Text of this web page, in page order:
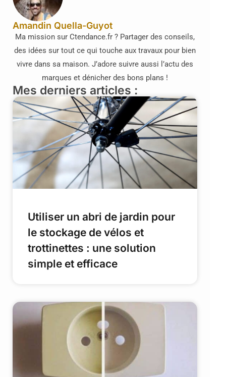
Amandin Quella-Guyot
Ma mission sur Ctendance.fr ? Partager des conseils,
des idées sur tout ce qui touche aux travaux pour bien
vivre dans sa maison. J’adore suivre aussi l’actu des
marques et dénicher des bons plans !
Mes derniers articles :
Utiliser un abri de jardin pour
le stockage de vélos et
trottinettes : une solution
simple et efficace